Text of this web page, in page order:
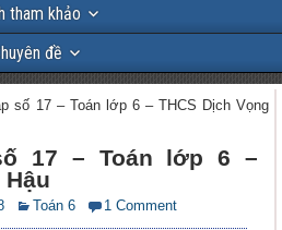
tham khảo
đề
số 17 – Toán lớp 6 – THCS Dịch Vọng
17 – Toán lớp 6 –
Hậu
Toán 6 1 Comment